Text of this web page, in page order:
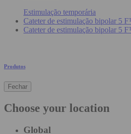
Estimulação temporária
Cateter de estimulação bipolar 5
Cateter de estimulação bipolar 5
Produtos
Fechar
Choose your location
Global